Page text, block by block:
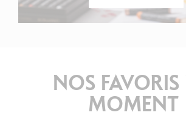
NOS FAVORIS
MOMENT